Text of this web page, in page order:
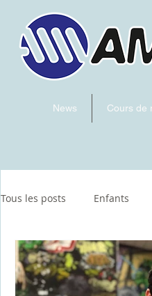
News Cours de
Tous les posts Enfants
Hockey artistique